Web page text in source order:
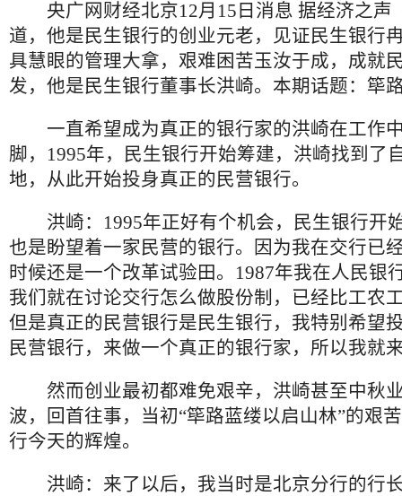
央广网财经北京12月15日消息 据经济之声
道，他是民生银行的创业元老，见证民生银行
具慧眼的管理大拿，艰难困苦玉汝于成，成就
发，他是民生银行董事长洪崎。本期话题：筚
一直希望成为真正的银行家的洪崎在工作
脚，1995年，民生银行开始筹建，洪崎找到了
地，从此开始投身真正的民营银行。
洪崎：1995年正好有个机会，民生银行开
也是盼望着一家民营的银行。因为我在交行已
时候还是一个改革试验田。1987年我在人民银
我们就在讨论交行怎么做股份制，已经比工农
但是真正的民营银行是民生银行，我特别希望
民营银行，来做一个真正的银行家，所以我就
然而创业最初都难免艰辛，洪崎甚至中秋
波，回首往事，当初“筚路蓝缕以启山林”的艰
行今天的辉煌。
洪崎：来了以后，我当时是北京分行的行